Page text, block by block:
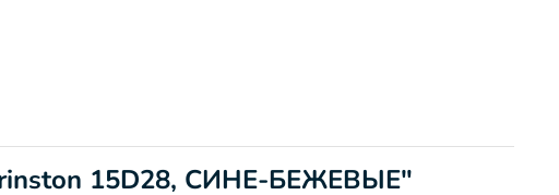
15D28, СИНЕ-БЕЖЕВЫЕ"